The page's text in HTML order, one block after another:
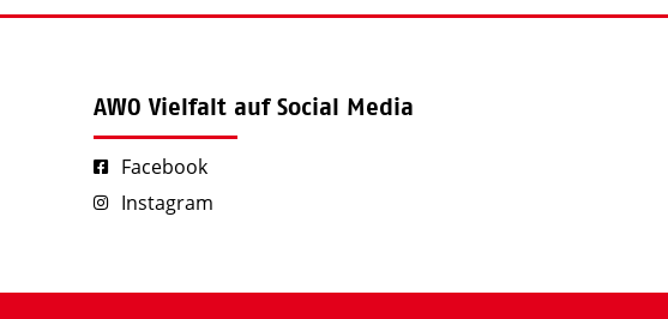
AWO Vielfalt auf Social Media
Facebook
Instagram